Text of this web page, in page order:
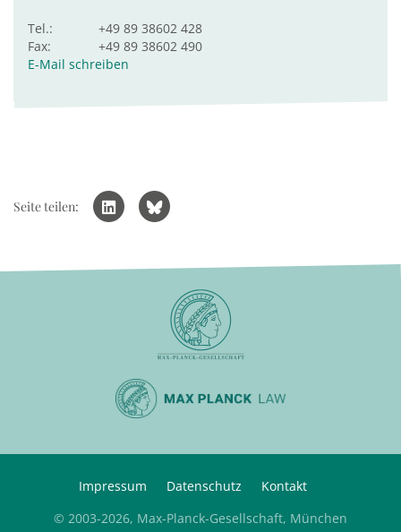
Tel.:
+49 89 38602 428
Fax:
+49 89 38602 490
E-Mail schreiben
Seite teilen:
Impressum Datenschutz
Kontakt
© 2003-2026, Max-Planck-Gesellschaft, München